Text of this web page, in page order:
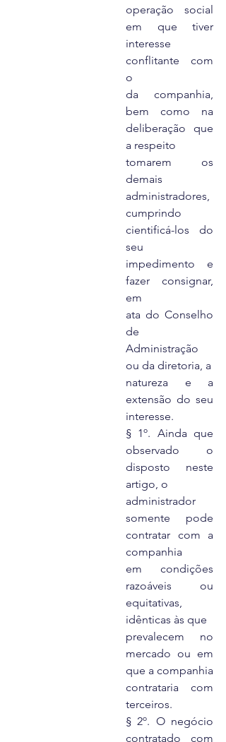
operação social
em que tiver
interesse
conflitante com
o
da companhia,
bem como na
deliberação que
a respeito
tomarem os
demais
administradores,
cumprindo
cientificá-los do
seu
impedimento e
fazer consignar,
em
ata do Conselho
de
Administração
ou da diretoria, a
natureza e a
extensão do seu
interesse.
§ 1º. Ainda que
observado o
disposto neste
artigo, o
administrador
somente pode
contratar com a
companhia
em condições
razoáveis ou
equitativas,
idênticas às que
prevalecem no
mercado ou em
que a companhia
contrataria com
terceiros.
§ 2º. O negócio
contratado com